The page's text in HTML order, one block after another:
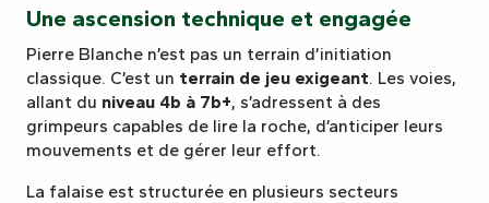
Une ascension technique et engagée
Pierre Blanche n’est pas un terrain d’initiation
classique. C’est un terrain de jeu exigeant. Les voies,
allant du niveau 4b à 7b+, s’adressent à des
grimpeurs capables de lire la roche, d’anticiper leurs
mouvements et de gérer leur effort.
La falaise est structurée en plusieurs secteurs